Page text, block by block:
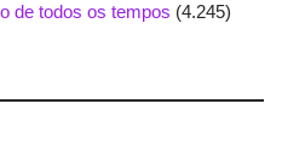
de todos os tempos (4.245)